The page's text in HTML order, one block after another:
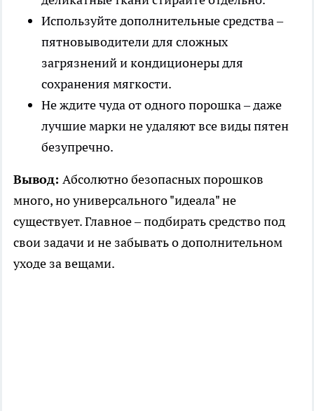
Используйте дополнительные средства –
пятновыводители для сложных
загрязнений и кондиционеры для
сохранения мягкости.
Не ждите чуда от одного порошка – даже
лучшие марки не удаляют все виды пятен
безупречно.
Вывод: Абсолютно безопасных порошков
много, но универсального "идеала" не
существует. Главное – подбирать средство под
свои задачи и не забывать о дополнительном
уходе за вещами.